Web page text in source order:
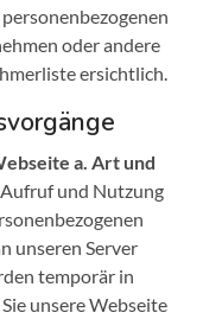
oder andere
ersichtlich.
a. Art und
und Nutzung
unseren Server
temporär in
unsere Webseite